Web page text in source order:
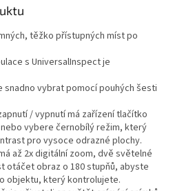
těžko přístupných míst po
s UniversalInspect je
snadno vybrat pomocí pouhých šesti
/ vypnutí má zařízení tlačítko
vybere černobílý režim, který
pro vysoce odrazné plochy.
až 2x digitální zoom, dvě světelné
otáčet obraz o 180 stupňů, abyste
objektu, který kontrolujete.